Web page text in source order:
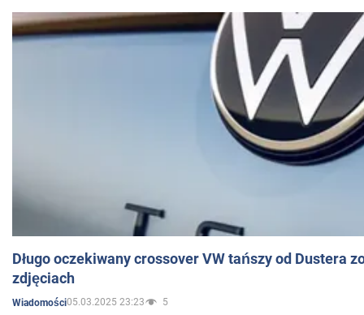
Długo oczekiwany crossover VW tańszy od Dustera
zdjęciach
Wiadomości05.03.2025 23:23 5